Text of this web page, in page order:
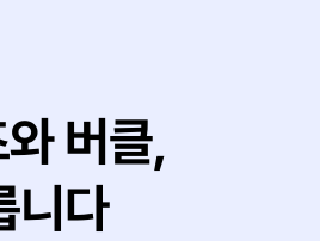
버클,
니다